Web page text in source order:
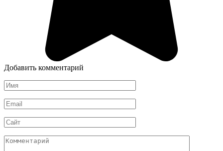
Добавить комментарий
Имя
*
Email
*
Сайт
Комментарий